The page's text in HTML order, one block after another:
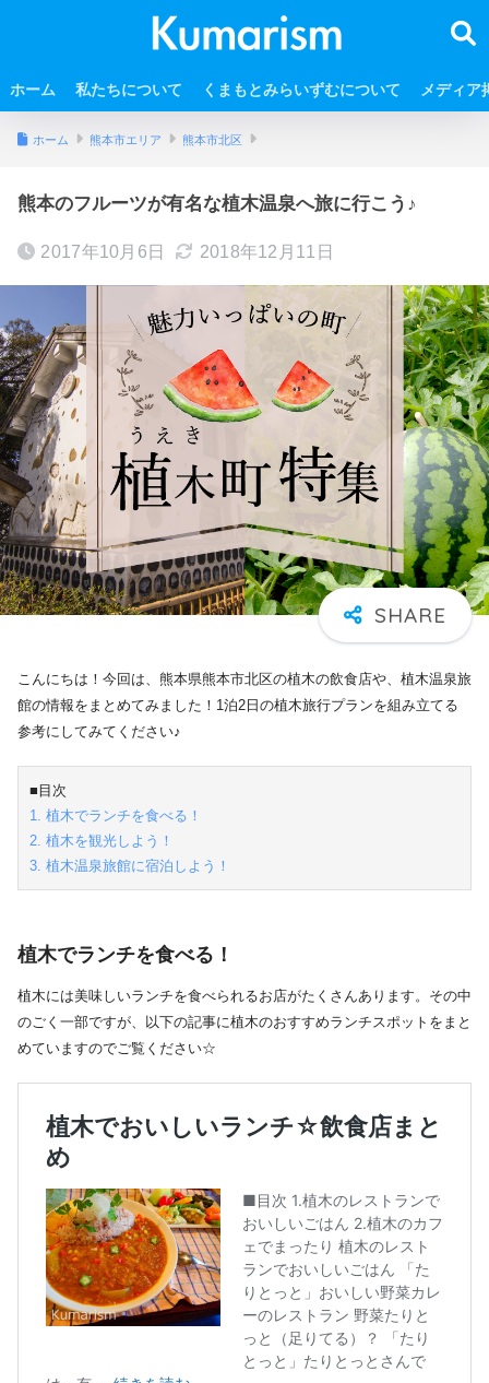
ホーム 私たちについて くまもとみらいずむについて メディア
ホーム 熊本市エリア 熊本市北区
熊本のフルーツが有名な植木温泉へ旅に行こう♪
2017年10月6日 2018年12月11日
こんにちは！今回は、熊本県熊本市北区の植木の飲食店や、植木温泉旅
館の情報をまとめてみました！1泊2日の植木旅行プランを組み立てる
参考にしてみてください♪
■目次
1. 植木でランチを食べる！
2. 植木を観光しよう！
3. 植木温泉旅館に宿泊しよう！
植木でランチを食べる！
植木には美味しいランチを食べられるお店がたくさんあります。その中
のごく一部ですが、以下の記事に植木のおすすめランチスポットをまと
めていますのでご覧ください☆